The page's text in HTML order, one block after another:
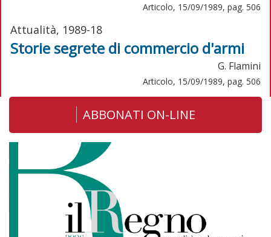
Articolo, 15/09/1989, pag. 506
Attualità, 1989-18
Storie segrete di commercio d'armi
G. Flamini
Articolo, 15/09/1989, pag. 506
ABBONATI ON-LINE